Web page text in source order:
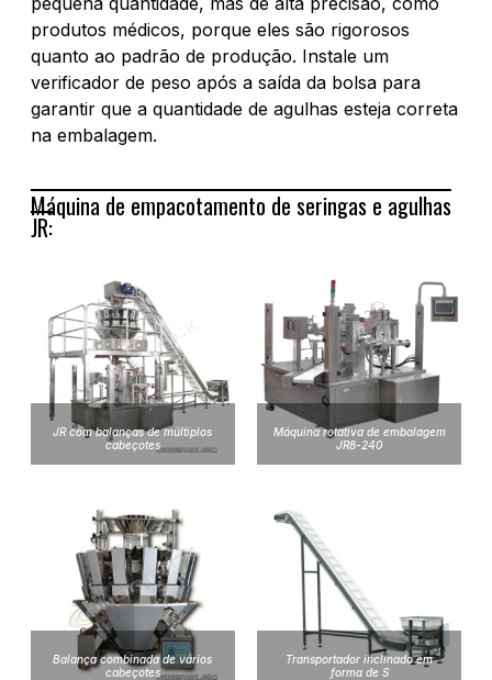
produtos médicos, porque eles são rigorosos
quanto ao padrão de produção. Instale um
verificador de peso após a saída da bolsa para
garantir que a quantidade de agulhas esteja correta
na embalagem.
Máquina de empacotamento de seringas e agulhas
JR:
JR com balanças de múltiplos
cabeçotes
Máquina rotativa de embalagem
JR8-240
Balança combinada de vários
cabeçotes
Transportador inclinado em
forma de S